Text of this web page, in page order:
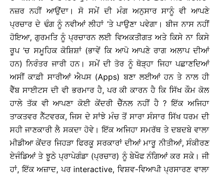
ਨਜ਼ਰ ਨਹੀਂ ਆਉਂਦਾ। ਸੋ ਸਮੇਂ ਦੀ ਮੰਗ ਅਨੁਸਾਰ ਸਾਨੂੰ ਵੀ ਆਪਣੇ
ਪ੍ਰਚਾਰ ਦੇ ਢੰਗ ਨੂੰ ਨਵੀਆਂ ਲੀਹਾਂ ’ਤੇ ਪਾਉਣਾ ਪਵੇਗਾ। ਬੀਜ ਨਾਸ ਨਹੀਂ
ਹੋਇਆ, ਗੁਰਮਤਿ ਨੂੰ ਪ੍ਰਚਾਰਨ ਲਈ ਵਿਅਕਤੀਗਤ ਅਤੇ ਕਿਸੇ ਨਾ ਕਿਸੇ
ਰੂਪ ’ਚ ਸਮੂਹਿਕ ਕੋਸ਼ਿਸ਼ਾਂ (ਭਾਵੇਂ ਕਿ ਆਪੋ ਆਪਣੇ ਰਾਗ ਅਲਾਪ ਦੀਆਂ
ਹਨ) ਨਿਰੰਤਰ ਜਾਰੀ ਹਨ। ਸਮੇਂ ਦੀ ਤੋਰ ਨੂੰ ਥੋੜ੍ਹਾ ਜਿਹਾ ਪਛਾਣਦਿਆਂ
ਅਸੀਂ ਕਾਫ਼ੀ ਸਾਰੀਆਂ ਐਪਸ (Apps) ਬਣਾ ਲਈਆਂ ਹਨ ਤੇ ਨਾਲ ਹੀ
ਵੈੱਬ ਸਾਈਟਸ ਦੀ ਵੀ ਭਰਮਾਰ ਹੈ, ਪਰ ਕੀ ਕਾਰਨ ਹੈ ਕਿ ਸਿੱਖ ਕੌਮ ਕੋਲ
ਹਾਲੇ ਤੱਕ ਵੀ ਆਪਣਾ ਕੋਈ ਕੇਂਦਰੀ ਚੈੱਨਲ ਨਹੀਂ ਹੈ ? ਇੱਕ ਅਜਿਹਾ
ਤਾਕਤਵਰ ਨੈੱਟਵਰਕ, ਜਿਸ ਦੇ ਸਾਂਝੇ ਮੰਚ ਤੋਂ ਸਾਰਾ ਸੰਸਾਰ ਸਿੱਖ ਧਰਮ ਦੀ
ਸਹੀ ਜਾਣਕਾਰੀ ਲੈ ਸਕਦਾ ਹੋਵੇ। ਇੱਕ ਅਜਿਹਾ ਸਮਰੱਥ ਤੇ ਦਬਦਬੇ ਵਾਲਾ
ਮੀਡੀਆ ਕੇਂਦਰ ਜਿਹੜਾ ਫਿਰਕੂ ਸਰਕਾਰਾਂ ਦੀਆਂ ਮਾਰੂ ਨੀਤੀਆਂ, ਸੰਕੀਰਣ
ਏਜੰਡਿਆਂ ਤੇ ਝੂਠੇ ਪ੍ਰਾਪੇਗੰਡਾ (ਪ੍ਰਚਾਰ) ਨੂੰ ਬੇਖੌਫ ਨੰਗਿਆਂ ਕਰ ਸਕੇ। ਜੀ
ਹਾਂ, ਇੱਕ ਅਜ਼ਾਦ, ਪਰ interactive, ਵਿਸ਼ਵ-ਵਿਆਪੀ ਪ੍ਰਸਾਰਣ ਵਾਲਾ